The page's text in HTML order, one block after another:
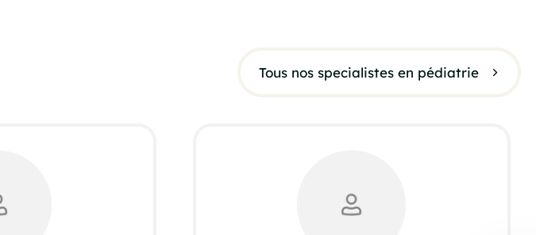
Tous nos specialistes en pédiatrie